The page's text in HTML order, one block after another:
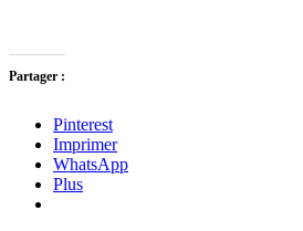
Partager :
Pinterest
Imprimer
WhatsApp
Plus